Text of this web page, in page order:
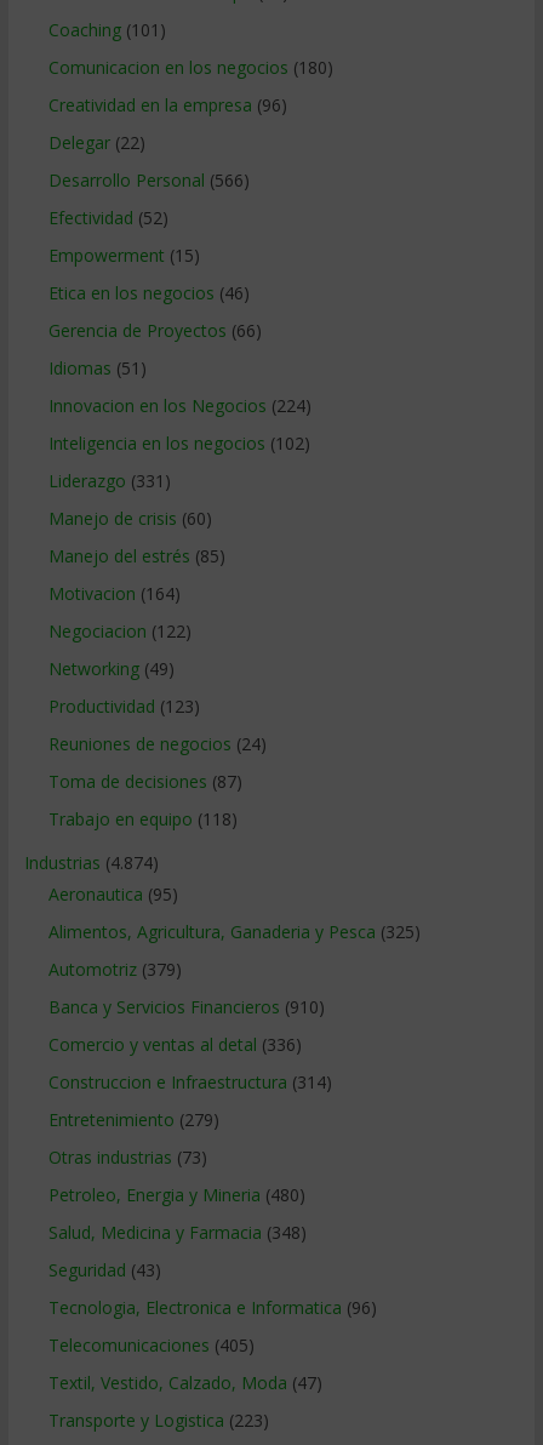
Coaching(101)
Comunicacion en los negocios (180)
Creatividad en la empresa (96)
Delegar(22)
Desarrollo Personal (566)
Efectividad (52)
Empowerment (15)
Etica en los negocios (46)
Gerencia de Proyectos (66)
Idiomas (51)
Innovacion en los Negocios (224)
Inteligencia en los negocios (102)
Liderazgo (331)
Manejo de crisis (60)
Manejo del estrés (85)
Motivacion (164)
Negociacion (122)
Networking(49)
Productividad (123)
Reuniones de negocios (24)
Toma de decisiones (87)
Trabajo en equipo (118)
Industrias (4.874)
Aeronautica (95)
Alimentos, Agricultura, Ganaderia y Pesca (325)
Automotriz(379)
Banca y Servicios Financieros (910)
Comercio y ventas al detal (336)
Construccion e Infraestructura (314)
Entretenimiento (279)
Otras industrias (73)
Petroleo, Energia y Mineria (480)
Salud, Medicina y Farmacia (348)
Seguridad (43)
Tecnologia, Electronica e Informatica (96)
Telecomunicaciones (405)
Textil, Vestido, Calzado, Moda (47)
Transporte y Logistica (223)